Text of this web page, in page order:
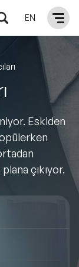
EN
Eskiden
çıkıyor.